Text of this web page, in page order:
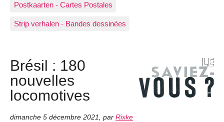
Postkaarten - Cartes Postales
Strip verhalen - Bandes dessinées
Brésil : 180
nouvelles
locomotives
dimanche 5 décembre 2021, par Rixke